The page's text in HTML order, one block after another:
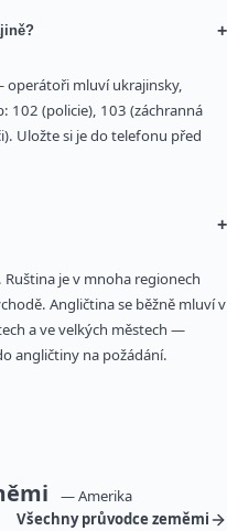
+
mluví ukrajinsky,
102 (policie), 103 (záchranná
Uložte si je do telefonu před
+
je v mnoha regionech
Angličtina se běžně mluví v
a ve velkých městech —
angličtiny na požádání.
— Amerika
Všechny průvodce zeměmi